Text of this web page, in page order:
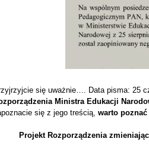
się uważnie…. Data pisma: 25
Ministra Edukacji
się z jego treścią, warto
Projekt Rozporządzenia